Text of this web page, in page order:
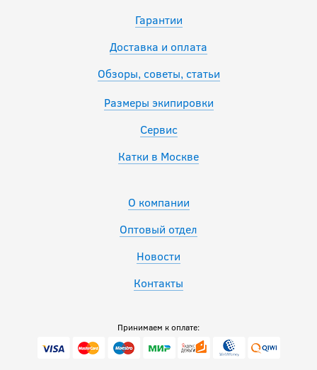
Гарантии
Доставка и оплата
Обзоры, советы, статьи
Размеры экипировки
Сервис
Катки в Москве
О компании
Оптовый отдел
Новости
Контакты
Принимаем к оплате: